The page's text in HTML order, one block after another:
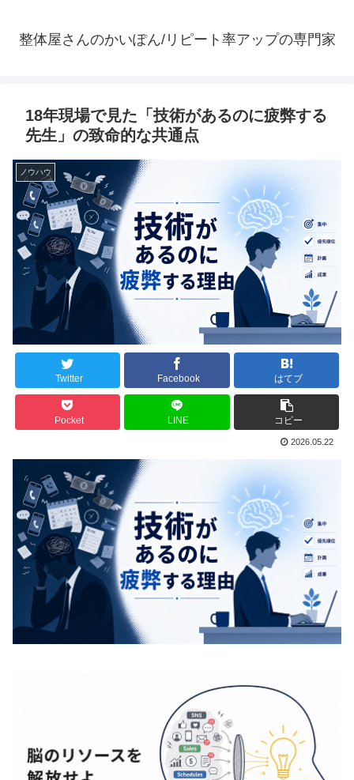
整体屋さんのかいぽん/リピート率アップの専門家
18年現場で見た「技術があるのに疲弊する
先生」の致命的な共通点
ノウハウ
Twitter Facebook はてブ
Pocket LINE コピー
2026.05.22